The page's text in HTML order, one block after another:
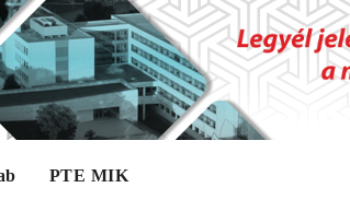
PTE MIK